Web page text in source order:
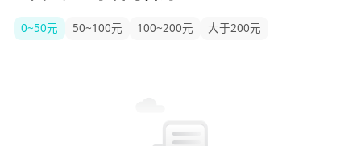
0~50元 50~100元 100~200元 大于200元